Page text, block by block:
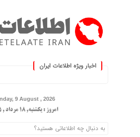
اخبار ویژه اطلاعات ایران
9 August , 2026
امروز : یکشنبه, ۱۸ مرداد , ۱۴۰۵